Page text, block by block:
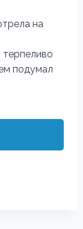
на
терпеливо
подумал